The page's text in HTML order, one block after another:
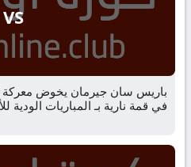
VS
باريس سان جيرمان يخوض معركة
في قمة نارية بـ المباريات الودية